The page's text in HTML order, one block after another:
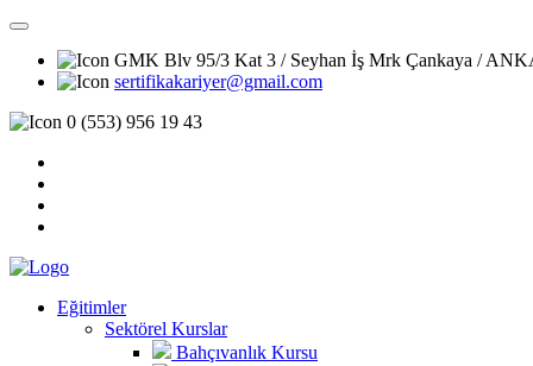
GMK Blv 95/3 Kat 3 / Seyhan İş Mrk Çankaya /
sertifikakariyer@gmail.com
0 (553) 956 19 43
Eğitimler
Sektörel Kurslar
Bahçıvanlık Kursu